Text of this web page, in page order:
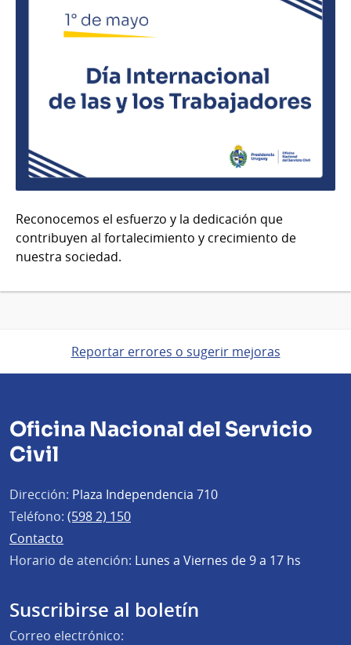
Reconocemos el esfuerzo y la dedicación que
contribuyen al fortalecimiento y crecimiento de
nuestra sociedad.
Reportar errores o sugerir mejoras
Oficina Nacional del Servicio
Civil
Dirección: Plaza Independencia 710
Teléfono: (598 2) 150
Contacto
Horario de atención: Lunes a Viernes de 9 a 17 hs
Suscribirse al boletín
Correo electrónico: